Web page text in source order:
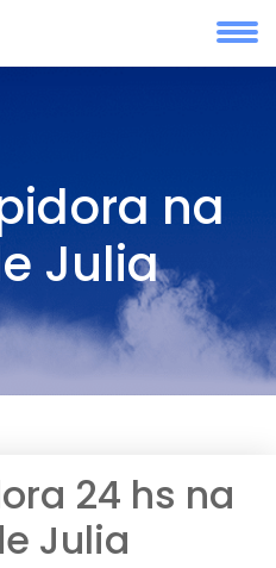
na
Julia
24 hs na
Julia